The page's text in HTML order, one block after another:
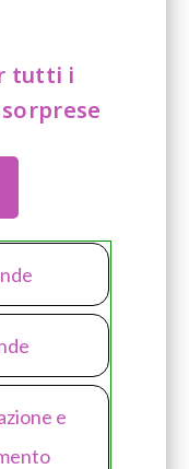
tutti i
e